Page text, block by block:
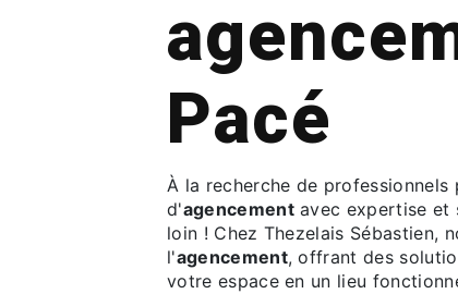
Pacé
À la recherche de
d'agencementavec expertise et
loin ! Chez Thezelais Sébastien,
l'agencement, offrant des
votre espace en un lieu